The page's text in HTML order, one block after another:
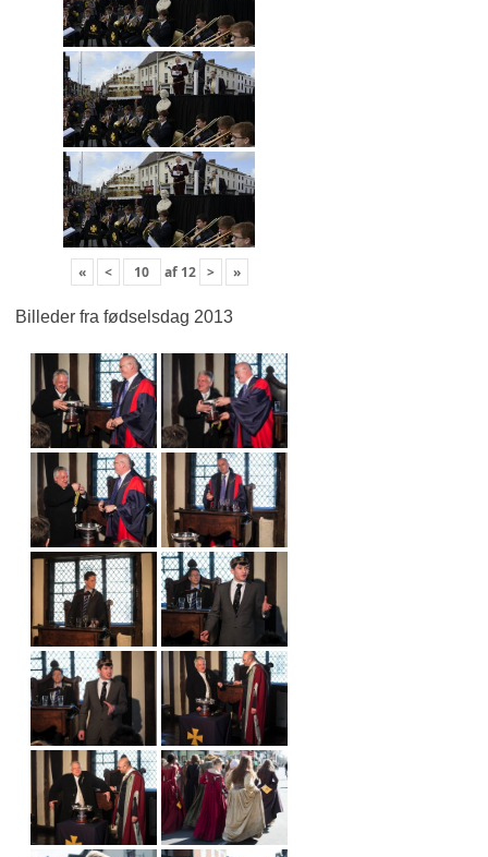
« < af 12 > »
Billeder fra fødselsdag 2013